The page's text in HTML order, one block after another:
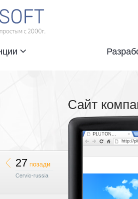
27 позади
Cervic-russia
Сайт
PLUTON...
http://